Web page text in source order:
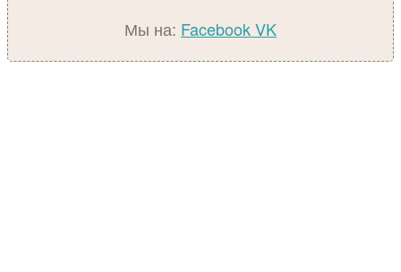
Мы на: FacebookVK